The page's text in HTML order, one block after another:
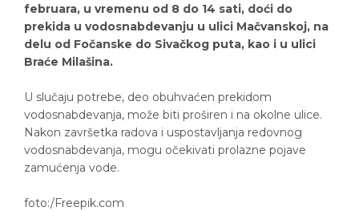
februara, u vremenu od 8 do 14 sati, doći do
prekida u vodosnabdevanju u ulici Mačvanskoj, na
delu od Fočanske do Sivačkog puta, kao i u ulici
Braće Milašina.
U slučaju potrebe, deo obuhvaćen prekidom
vodosnabdevanja, može biti proširen i na okolne ulice.
Nakon završetka radova i uspostavljanja redovnog
vodosnabdevanja, mogu očekivati prolazne pojave
zamućenja vode.
foto:/Freepik.com